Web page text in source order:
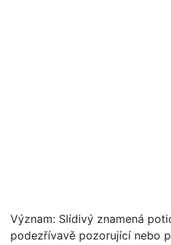
Význam: Slídivý znamená
podezřívavě pozorující nebo